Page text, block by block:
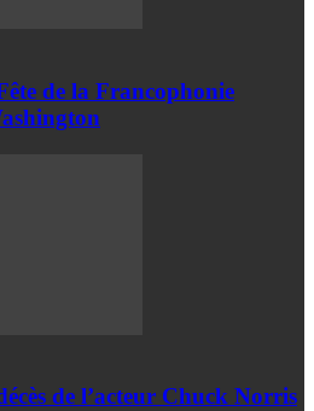
de la Francophonie
de l’acteur Chuck Norris